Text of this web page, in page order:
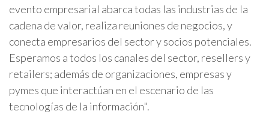
evento empresarial abarca todas las industrias de la
cadena de valor, realiza reuniones de negocios, y
conecta empresarios del sector y socios potenciales.
Esperamos a todos los canales del sector, resellers y
retailers; además de organizaciones, empresas y
pymes que interactúan en el escenario de las
tecnologías de la información".